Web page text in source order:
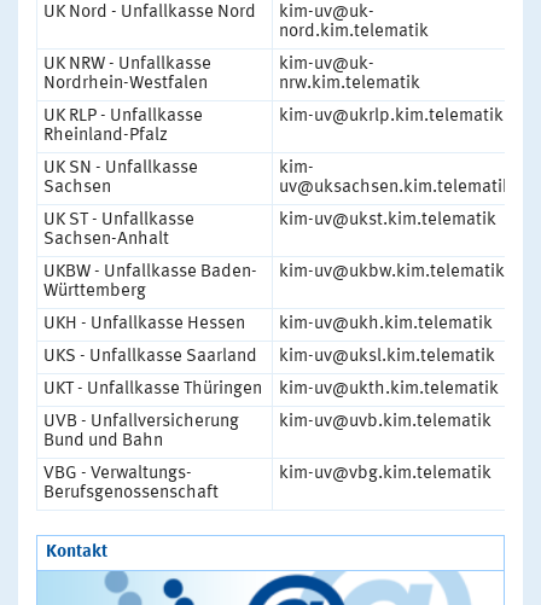
UK Nord - Unfallkasse Nord
kim-uv@uk-
nord.kim.telematik
UK NRW - Unfallkasse
Nordrhein-Westfalen
kim-uv@uk-
nrw.kim.telematik
UK RLP - Unfallkasse
Rheinland-Pfalz
kim-uv@ukrlp.kim.telematik
UK SN - Unfallkasse
Sachsen
kim-
uv@uksachsen.kim.telematik
UK ST - Unfallkasse
Sachsen-Anhalt
kim-uv@ukst.kim.telematik
UKBW - Unfallkasse Baden-
Württemberg
kim-uv@ukbw.kim.telematik
UKH - Unfallkasse Hessen kim-uv@ukh.kim.telematik
UKS - Unfallkasse Saarland
kim-uv@uksl.kim.telematik
UKT - Unfallkasse Thüringen
kim-uv@ukth.kim.telematik
UVB - Unfallversicherung
Bund und Bahn
kim-uv@uvb.kim.telematik
VBG - Verwaltungs-
Berufsgenossenschaft
kim-uv@vbg.kim.telematik
Kontakt